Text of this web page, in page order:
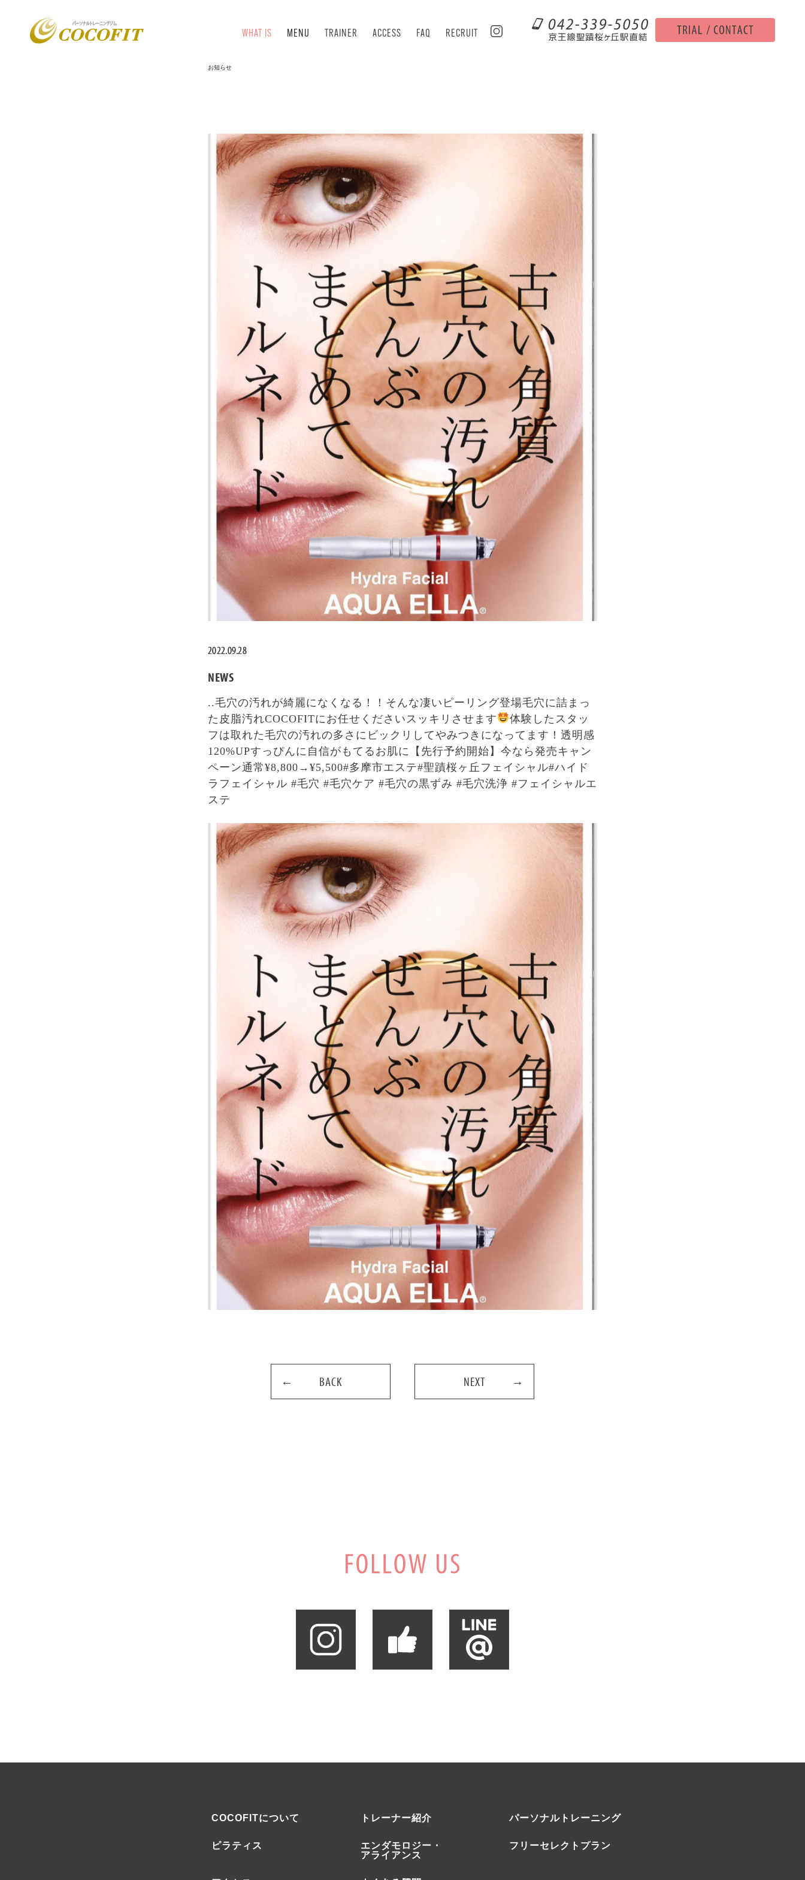
WHAT IS MENU TRAINER ACCESS FAQ RECRUIT
お知らせ
2022.09.28
NEWS
..毛穴の汚れが綺麗になくなる！！そんな凄いピーリング登場毛穴に詰まっ
た皮脂汚れCOCOFITにお任せくださいスッキリさせます
体験したスタッ
フは取れた毛穴の汚れの多さにビックリしてやみつきになってます！透明感
120%UPすっぴんに自信がもてるお肌に
【先行予約開始】今なら発売キャン
ペーン通常¥8,800→¥5,500#多摩市エステ#聖蹟桜ヶ丘フェイシャル#ハイド
ラフェイシャル #毛穴 #毛穴ケア #毛穴の黒ずみ #毛穴洗浄 #フェイシャルエ
ステ
BACK NEXT
COCOFITについて トレーナー紹介 パーソナルトレーニング
ピラティス
エンダモロジー・
アライアンス
フリーセレクトプラン